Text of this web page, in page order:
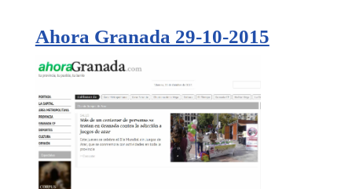
Ahora Granada 29-10-2015